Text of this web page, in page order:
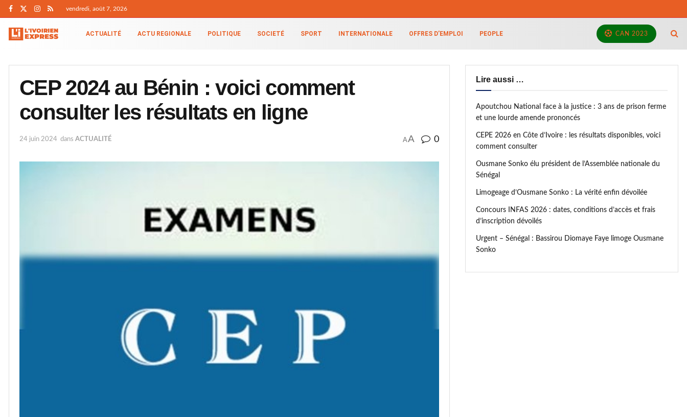
vendredi, août 7, 2026
ACTUALITÉ ACTU REGIONALE POLITIQUE SOCIETÉ SPORT INTERNATIONALE OFFRES D’EMPLOI PEOPLE CAN 2023
CEP 2024 au Bénin : voici comment
consulter les résultats en ligne
24 juin 2024 dans ACTUALITÉ AA 0
Lire aussi …
Apoutchou National face à la justice : 3 ans de prison ferme
et une lourde amende prononcés
CEPE 2026 en Côte d’Ivoire : les résultats disponibles, voici
comment consulter
Ousmane Sonko élu président de l’Assemblée nationale du
Sénégal
Limogeage d’Ousmane Sonko : La vérité enfin dévoilée
Concours INFAS 2026 : dates, conditions d’accès et frais
d’inscription dévoilés
Urgent – Sénégal : Bassirou Diomaye Faye limoge Ousmane
Sonko